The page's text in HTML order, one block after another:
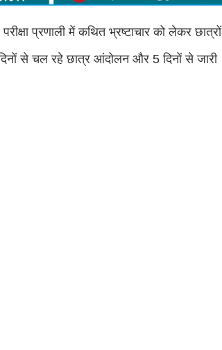
प्रणाली में कथित भ्रष्टाचार को लेकर छात्रों
से चल रहे छात्र आंदोलन और 5 दिनों से जारी